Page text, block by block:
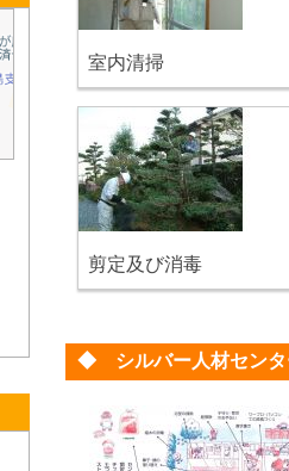
室内清掃
剪定及び消毒
◆ シルバー人材センタ